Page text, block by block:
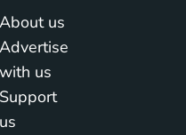
About us
Advertise
with us
Support
us